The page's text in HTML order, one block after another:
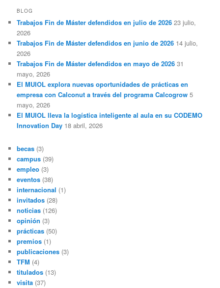
c
r
BLOG
Trabajos Fin de Máster defendidos en julio de 2026 23 julio,
2026
Trabajos Fin de Máster defendidos en junio de 2026 14 julio,
2026
Trabajos Fin de Máster defendidos en mayo de 2026 31
mayo, 2026
El MUIOL explora nuevas oportunidades de prácticas en
empresa con Calconut a través del programa Calcogrow 5
mayo, 2026
El MUIOL lleva la logística inteligente al aula en su CODEMO
Innovation Day 18 abril, 2026
becas (3)
campus (39)
empleo (3)
eventos (38)
internacional (1)
invitados (28)
noticias (126)
opinión (3)
prácticas (50)
premios (1)
publicaciones (3)
TFM (4)
titulados (13)
visita (37)